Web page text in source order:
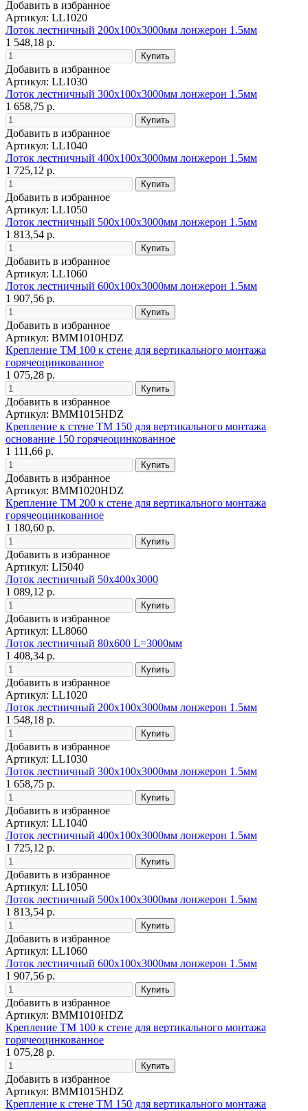
Добавить в избранное
Артикул: LL1020
Лоток лестничный 200х100х3000мм лонжерон 1.5мм
1 548,18 р.
Добавить в избранное
Артикул: LL1030
Лоток лестничный 300х100х3000мм лонжерон 1.5мм
1 658,75 р.
Добавить в избранное
Артикул: LL1040
Лоток лестничный 400х100х3000мм лонжерон 1.5мм
1 725,12 р.
Добавить в избранное
Артикул: LL1050
Лоток лестничный 500х100х3000мм лонжерон 1.5мм
1 813,54 р.
Добавить в избранное
Артикул: LL1060
Лоток лестничный 600х100х3000мм лонжерон 1.5мм
1 907,56 р.
Добавить в избранное
Артикул: BMM1010HDZ
Крепление TM 100 к стене для вертикального монтажа
горячеоцинкованное
1 075,28 р.
Добавить в избранное
Артикул: BMM1015HDZ
Крепление к стене TM 150 для вертикального монтажа
основание 150 горячеоцинкованное
1 111,66 р.
Добавить в избранное
Артикул: BMM1020HDZ
Крепление TM 200 к стене для вертикального монтажа
горячеоцинкованное
1 180,60 р.
Добавить в избранное
Артикул: LI5040
Лоток лестничный 50х400х3000
1 089,12 р.
Добавить в избранное
Артикул: LL8060
Лоток лестничный 80х600 L=3000мм
1 408,34 р.
Добавить в избранное
Артикул: LL1020
Лоток лестничный 200х100х3000мм лонжерон 1.5мм
1 548,18 р.
Добавить в избранное
Артикул: LL1030
Лоток лестничный 300х100х3000мм лонжерон 1.5мм
1 658,75 р.
Добавить в избранное
Артикул: LL1040
Лоток лестничный 400х100х3000мм лонжерон 1.5мм
1 725,12 р.
Добавить в избранное
Артикул: LL1050
Лоток лестничный 500х100х3000мм лонжерон 1.5мм
1 813,54 р.
Добавить в избранное
Артикул: LL1060
Лоток лестничный 600х100х3000мм лонжерон 1.5мм
1 907,56 р.
Добавить в избранное
Артикул: BMM1010HDZ
Крепление TM 100 к стене для вертикального монтажа
горячеоцинкованное
1 075,28 р.
Добавить в избранное
Артикул: BMM1015HDZ
Крепление к стене TM 150 для вертикального монтажа